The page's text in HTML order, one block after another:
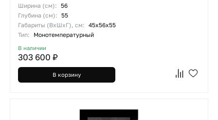
Ширина (см): 56
Глубина (см): 55
Габариты (ВхШхГ), см: 45x56x55
Тип:
Монотемпературный
В наличии
303 600 ₽
В корзину